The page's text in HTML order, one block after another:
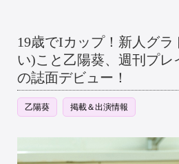
19歳でIカップ！新人グラ
い)こと乙陽葵、週刊プレ
の誌面デビュー！
乙陽葵 掲載＆出演情報